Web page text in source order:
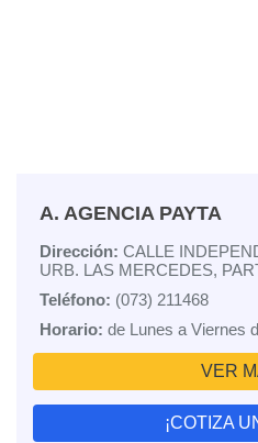
A. AGENCIA PAYTA
Dirección: CALLE
URB. LAS MERCEDES,
Teléfono: (073) 211468
Horario: de Lunes a Viernes
VER
¡COTIZA